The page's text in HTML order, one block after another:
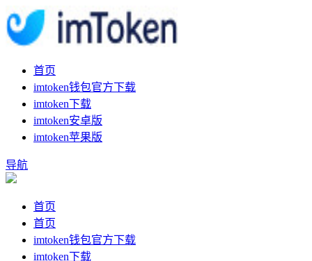
首页
imtoken钱包官方下载
imtoken下载
imtoken安卓版
imtoken苹果版
导航
首页
首页
imtoken钱包官方下载
imtoken下载